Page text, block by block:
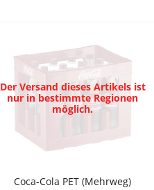
Der Versand dieses Artikels ist
nur in bestimmte Regionen
möglich.
Coca-Cola PET (Mehrweg)